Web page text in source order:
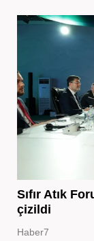
Sıfır Atık
çizildi
Haber7